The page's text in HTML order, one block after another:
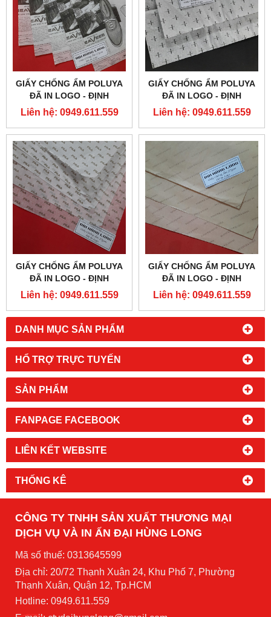
DANH MỤC SẢN PHẨM
HỔ TRỢ TRỰC TUYẾN
SẢN PHẨM
FANPAGE FACEBOOK
LIÊN KẾT WEBSITE
THỐNG KÊ
GIẤY CHỐNG ẨM POLUYA
ĐÃ IN LOGO - ĐỊNH
LƯỢNG 27G
Liên hệ: 0949.611.559
GIẤY CHỐNG ẨM POLUYA
ĐÃ IN LOGO - ĐỊNH
LƯỢNG 27G
Liên hệ: 0949.611.559
GIẤY CHỐNG ẨM POLUYA
ĐÃ IN LOGO - ĐỊNH
LƯỢNG 27G
Liên hệ: 0949.611.559
GIẤY CHỐNG ẨM POLUYA
ĐÃ IN LOGO - ĐỊNH
LƯỢNG 27G
Liên hệ: 0949.611.559
CÔNG TY TNHH SẢN XUẤT THƯƠNG MẠI
DỊCH VỤ VÀ IN ẤN ĐẠI HÙNG LONG
Mã số thuế: 0313645599
Địa chỉ: 20/72 Thạnh Xuân 24, Khu Phố 7, Phường
Thạnh Xuân, Quận 12, Tp.HCM
Hotline: 0949.611.559